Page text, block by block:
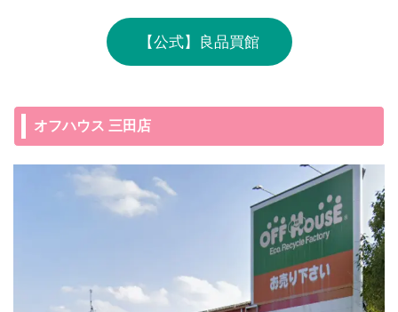
【公式】良品買館
オフハウス 三田店